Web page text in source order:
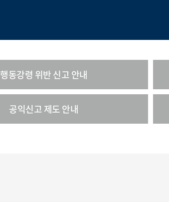
행동강령 위반 신고 안내
공익신고 제도 안내